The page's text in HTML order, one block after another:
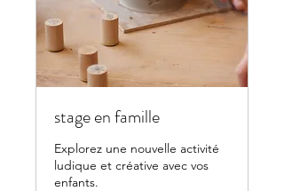
stage en famille
Explorez une nouvelle activité
ludique et créative avec vos
enfants.